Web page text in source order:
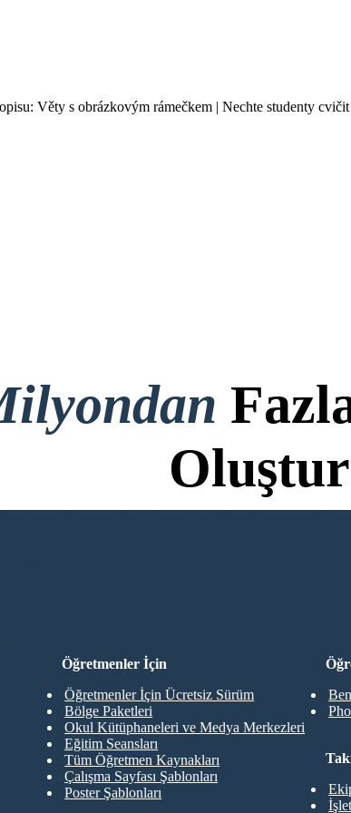
Věty s obrázkovým rámečkem | Nechte studenty
Kredi Kartı Yok ve
Öğretmenler İçin
Öğretmenler İçin Ücretsiz Sürüm
Bölge Paketleri
Okul Kütüphaneleri ve Medya Merkezleri
Eğitim Seansları
Tüm Öğretmen Kaynakları
Çalışma Sayfası Şablonları
Poster Şablonları